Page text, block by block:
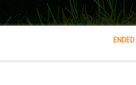
ENDED